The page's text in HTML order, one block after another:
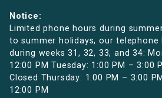
Notice:
Limited phone hours during
to summer holidays, our telephone
during weeks 31, 32, 33, and 34:
12:00 PM Tuesday: 1:00 PM – 3:00
Closed Thursday: 1:00 PM – 3:00
12:00 PM